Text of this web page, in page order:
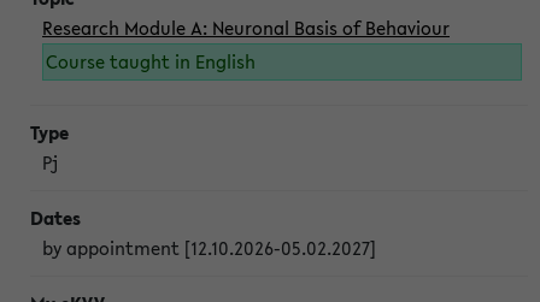
Research Module A: Neuronal Basis of Behaviour
Course taught in English
Pj
by appointment [12.10.2026-05.02.2027]